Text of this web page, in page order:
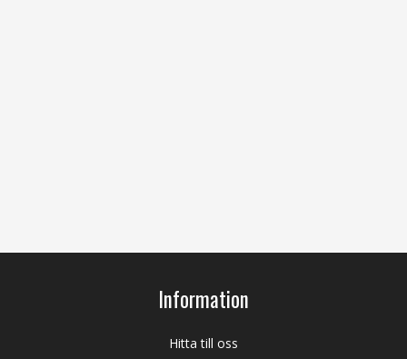
Information
Hitta till oss